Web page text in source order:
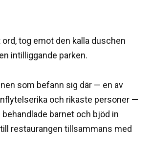
ord, tog emot den kalla duschen
intilliggande parken.
som befann sig där — en av
och rikaste personer —
barnet och bjöd in
restaurangen tillsammans med